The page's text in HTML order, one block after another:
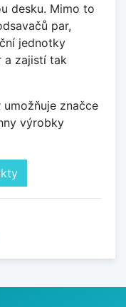
desku. Mimo to
par,
jednotky
a zajistí tak
značce
výrobky